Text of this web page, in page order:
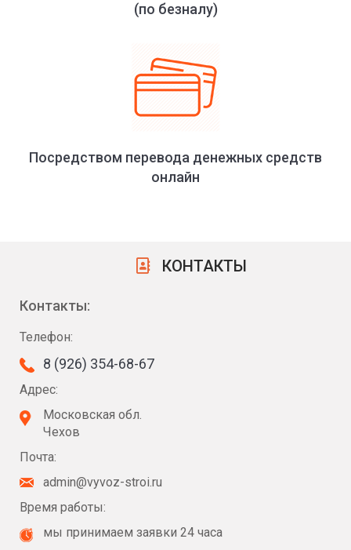
(по безналу)
Посредством перевода денежных средств
онлайн
КОНТАКТЫ
Контакты:
Телефон:
8 (926) 354-68-67
Адрес:
Московская обл.
Чехов
Почта:
admin@vyvoz-stroi.ru
Время работы:
мы принимаем заявки 24 часа